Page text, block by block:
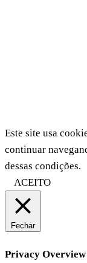
Este site usa
continuar
dessas condições.
ACEITO
Fechar
Privacy Overview